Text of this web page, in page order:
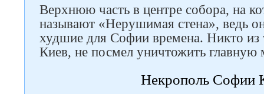
Верхнюю часть в центре собора, на
называют «Нерушимая стена», ведь
худшие для Софии времена. Никто из
Киев, не посмел уничтожить главную
Некрополь Софии